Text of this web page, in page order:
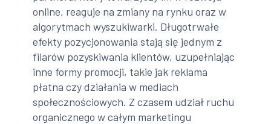
online, reaguje na zmiany na rynku oraz w
algorytmach wyszukiwarki. Długotrwałe
efekty pozycjonowania stają się jednym z
filarów pozyskiwania klientów, uzupełniając
inne formy promocji, takie jak reklama
płatna czy działania w mediach
społecznościowych. Z czasem udział ruchu
organicznego w całym marketingu